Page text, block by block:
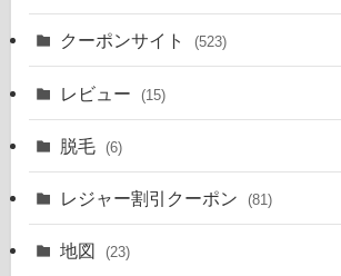
クーポンサイト (523)
レビュー (15)
脱毛 (6)
レジャー割引クーポン (81)
地図 (23)